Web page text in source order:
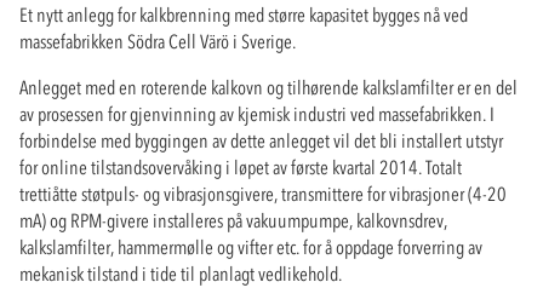
Et nytt anlegg for kalkbrenning med større kapasitet bygges nå ved
massefabrikken Södra Cell Värö i Sverige.
Anlegget med en roterende kalkovn og tilhørende kalkslamfilter er en del
av prosessen for gjenvinning av kjemisk industri ved massefabrikken. I
forbindelse med byggingen av dette anlegget vil det bli installert utstyr
for online tilstandsovervåking i løpet av første kvartal 2014. Totalt
trettiåtte støtpuls- og vibrasjonsgivere, transmittere for vibrasjoner (4-20
mA) og RPM-givere installeres på vakuumpumpe, kalkovnsdrev,
kalkslamfilter, hammermølle og vifter etc. for å oppdage forverring av
mekanisk tilstand i tide til planlagt vedlikehold.